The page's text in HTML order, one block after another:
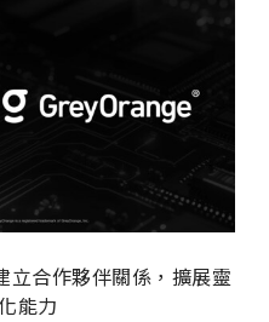
合作夥伴關係，擴展靈
能力